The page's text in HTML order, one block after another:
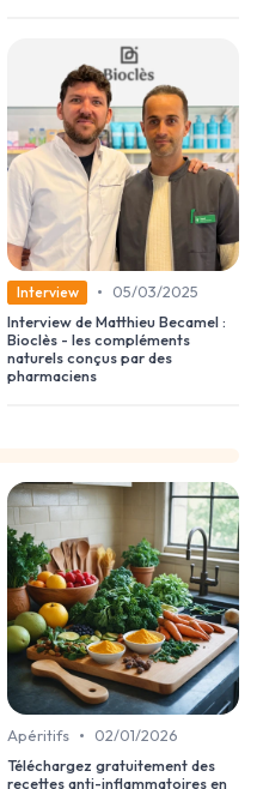
Interview •
05/03/2025
Interview de Matthieu Becamel :
Bioclès - les compléments
naturels conçus par des
pharmaciens
Apéritifs •
02/01/2026
Téléchargez gratuitement des
recettes anti-inflammatoires en